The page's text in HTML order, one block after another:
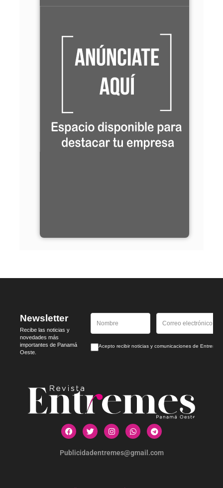
Newsletter
Recibe las noticias y
novedades más
importantes de Panamá
Oeste.
Acepto recibir noticias y comunicaciones de
Publicidadentremes@gmail.com